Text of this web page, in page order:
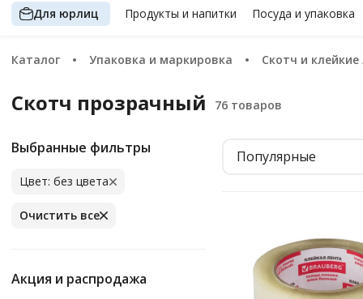
Для юрлиц Продуктыи напитки Посуда и упаковка
Каталог Упаковка и маркировка Скотч и
Скотч прозрачный
Выбранные фильтры
Цвет: без цвета
Очистить все
Акция и распродажа
Популярные